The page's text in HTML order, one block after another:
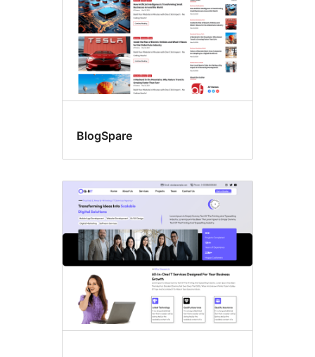
BlogSpare